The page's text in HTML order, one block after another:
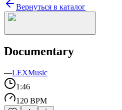
Вернуться в каталог
Documentary
—LEXMusic
1:46
120 BPM